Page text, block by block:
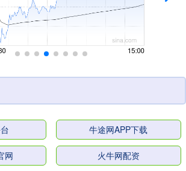
牛途网APP下载
网 火牛网配资